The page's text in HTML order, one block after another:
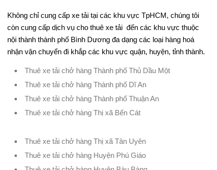
Không chỉ cung cấp xe tải tại các khu vực TpHCM, chúng tôi
còn cung cấp dịch vụ cho thuê xe tải đến các khu vực thuộc
nội thành thành phố Bình Dương đa dạng các loại hàng hoá
nhận vận chuyển đi khắp các khu vực quận, huyện, tỉnh thành.
Thuê xe tải chở hàng Thành phố Thủ Dầu Một
Thuê xe tải chở hàng Thành phố Dĩ An
Thuê xe tải chở hàng Thành phố Thuận An
Thuê xe tải chở hàng Thị xã Bến Cát
Thuê xe tải chở hàng Thị xã Tân Uyên
Thuê xe tải chở hàng Huyện Phú Giáo